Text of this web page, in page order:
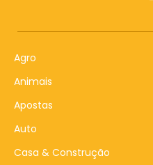
Agro
Animais
Apostas
Auto
Casa & Construção